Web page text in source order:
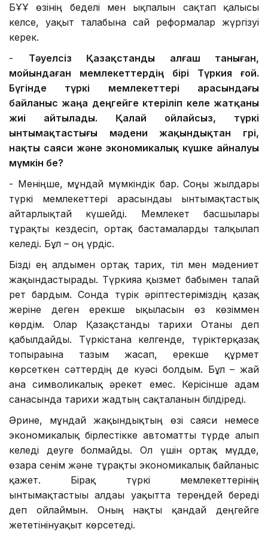
БҰҰ өзінің беделі мен ықпалын сақтап қалғысы
келсе, уақыт талабына сай реформалар жүргізуі
керек.
- Тәуелсіз Қазақстанды алғаш таныған,
мойындаған мемлекеттердің бірі Түркия ғой.
Бүгінде түркі мемлекеттері арасындағы
байланыс жаңа деңгейге көтеріліп келе жатқаны
жиі айтылады. Қалай ойлайсыз, түркі
ынтымақтастығы мәдени жақындықтан гөрі,
нақты саяси және экономикалық күшке айналуы
мүмкін бе?
- Меніңше, мұндай мүмкіндік бар. Соңғы жылдары
түркі мемлекеттері арасындағы ынтымақтастық
айтарлықтай күшейді. Мемлекет басшылары
тұрақты кездесіп, ортақ бастамаларды талқылап
келеді. Бұл – оң үрдіс.
Бізді ең алдымен ортақ тарих, тіл мен мәдениет
жақындастырады. Түркияға қызмет бабымен талай
рет бардым. Сонда түрік әріптестеріміздің қазақ
жеріне деген ерекше ықыласын өз көзіммен
көрдім. Олар Қазақстанды тарихи Отаны деп
қабылдайды. Түркістанға келгенде, түріктерқазақ
топырағына тағзым жасап, ерекше құрмет
көрсеткен сәттердің де куәсі болдым. Бұл – жай
ғана символикалық әрекет емес. Керісінше адам
санасында тарихи жадтың сақталғанын білдіреді.
Әрине, мұндай жақындықтың өзі саяси немесе
экономикалық бірлестікке автоматты түрде алып
келеді деуге болмайды. Ол үшін ортақ мүдде,
өзара сенім және тұрақты экономикалық байланыс
қажет. Бірақ түркі мемлекеттерінің
ынтымақтастығы алдағы уақытта тереңдей береді
деп ойлаймын. Оның нақты қандай деңгейге
жететінінуақыт көрсетеді.